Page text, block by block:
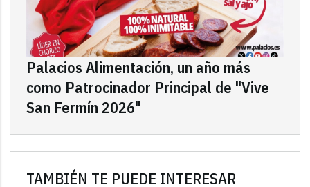
Palacios Alimentación, un año más
como Patrocinador Principal de "Vive
San Fermín 2026"
TAMBIÉN TE PUEDE INTERESAR